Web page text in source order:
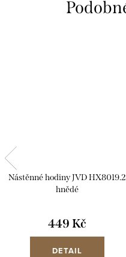
Nástěnné hodiny JVD HX8019.2
hnědé
449 Kč
DETAIL